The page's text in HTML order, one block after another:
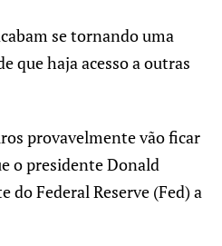
se tornando uma
que haja acesso a outras
provavelmente vão ficar
o presidente Donald
do Federal Reserve (Fed) a